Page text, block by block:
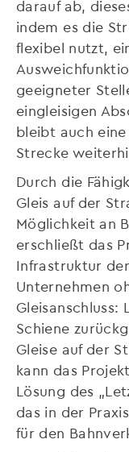
darauf ab,
indem es die
flexibel nutzt,
geeigneter
eingleisigen
bleibt auch
Strecke
Durch die
Gleis auf der
Möglichkeit an
erschließt das
Infrastruktur
Unternehmen
Gleisanschluss:
Schiene
Gleise auf der
kann das
Lösung des
das in der
für den